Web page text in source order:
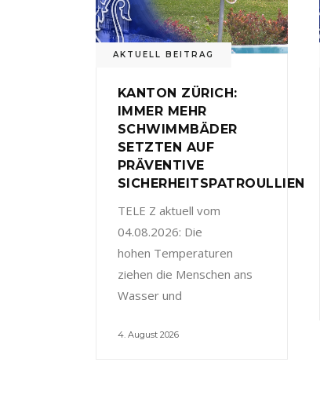
AKTUELL BEITRAG
KANTON ZÜRICH:
IMMER MEHR
SCHWIMMBÄDER
SETZTEN AUF
PRÄVENTIVE
SICHERHEITSPATROULLIEN
TELE Z aktuell vom
04.08.2026: Die
hohen Temperaturen
ziehen die Menschen ans
Wasser und
4. August 2026